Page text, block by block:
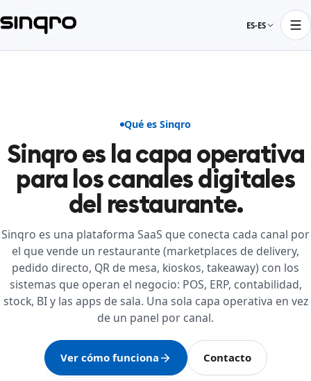
ES-ES
Qué es Sinqro
Sinqro es la capa operativa
para los canales digitales
del restaurante.
Sinqro es una plataforma SaaS que conecta cada canal por
el que vende un restaurante (marketplaces de delivery,
pedido directo, QR de mesa, kioskos, takeaway) con los
sistemas que operan el negocio: POS, ERP, contabilidad,
stock, BI y las apps de sala. Una sola capa operativa en vez
de un panel por canal.
Ver cómo funciona Contacto